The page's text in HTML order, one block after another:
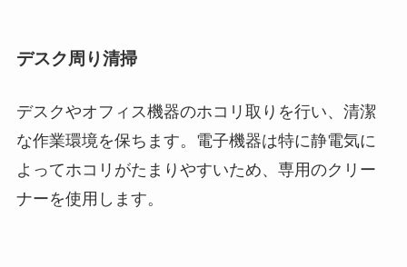
デスク周り清掃
デスクやオフィス機器のホコリ取りを行い、清潔
な作業環境を保ちます。電子機器は特に静電気に
よってホコリがたまりやすいため、専用のクリー
ナーを使用します。